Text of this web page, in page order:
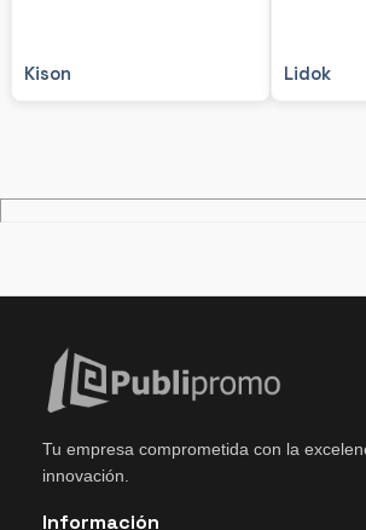
Kison Lidok
Tu empresa comprometida con la
innovación.
Información